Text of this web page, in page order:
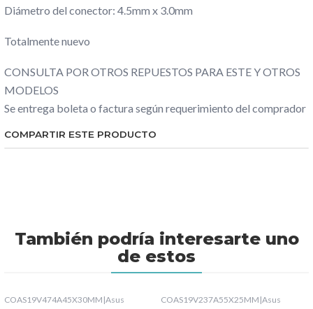
Diámetro del conector: 4.5mm x 3.0mm
Totalmente nuevo
CONSULTA POR OTROS REPUESTOS PARA ESTE Y OTROS
MODELOS
Se entrega boleta o factura según requerimiento del comprador
COMPARTIR ESTE PRODUCTO
También podría interesarte uno
de estos
COAS19V474A45X30MM |Asus COAS19V237A55X25MM |Asus